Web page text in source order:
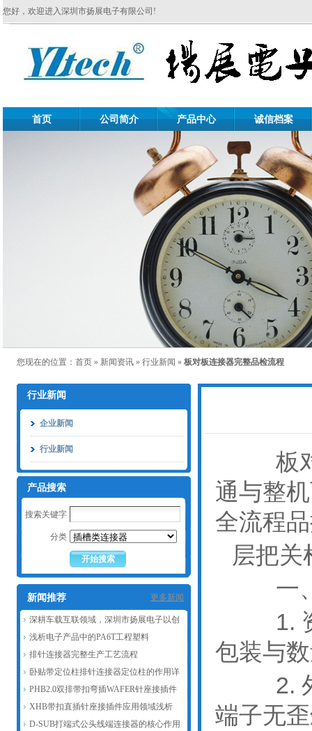
您好，欢迎进入深圳市扬展电子有限公司!
首页 公司简介 产品中心 诚信档案
您现在的位置： 首页 » 新闻资讯 » 行业新闻 » 板对板连接器完整品检流程
行业新闻
企业新闻
行业新闻
产品搜索
搜索关键字
分类
新闻推荐 更多新闻
深耕车载互联领域，深圳市扬展电子以创
新赋能汽车连接器产业发展
浅析电子产品中的PA6T工程塑料
排针连接器完整生产工艺流程
卧贴带定位柱排针连接器定位柱的作用详
解
PHB2.0双排带扣弯插WAFER针座接插件
主要作用浅析
XHB带扣直插针座接插件应用领域浅析
D-SUB打端式公头线端连接器的核心作用
板对
通与整
全流程
层把关
一
1. 资
包装与
2. 外
端子无